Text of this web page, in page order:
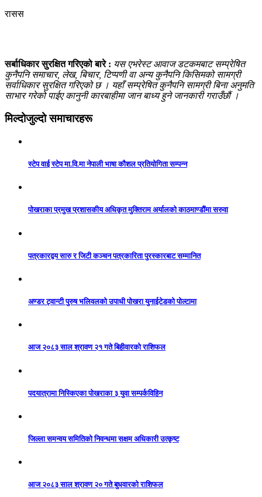
रासस
सर्बाधिकार सुरक्षित गरिएको बारे : यस एभरेस्ट आवाज डटकमबाट सम्प्रेषित
कुनैपनि समाचार, लेख, बिचार, टिप्पणी वा अन्य कुनैपनि किसिमको सामग्री
सर्वाधिकार सुरक्षित गरिएको छ । यहाँ सम्प्रेषित कुनैपनि सामग्री बिना अनुमति
साभार गरेको पाईए कानुनी कारबाहीमा जान बाध्य हुने जानकारी गराउँछौं ।
मिल्दोजुल्दो समाचारहरू
स्टेप वाई स्टेप मा.वि.मा नेपाली भाषा कौशल प्रतियोगिता सम्पन्न
पोखराका प्रमुख प्रशासकीय अधिकृत मुक्तिराम अर्यालको काठमाण्डौंमा सरुवा
पत्रकारद्वय सारु र जिटी कञ्चन पत्रकारिता पुरस्कारबाट सम्मानित
अण्डर ट्वान्टी पुरुष भलिवलको उपाधी पोखरा युनाईटेडको पोल्टामा
आज २०८३ साल श्रावण २१ गते बिहीवारको राशिफल
पदयात्रामा निस्किएका पोखराका ३ युवा सम्पर्कविहिन
जिल्ला समन्वय समितिको निवन्धमा सक्षम अधिकारी उत्कृष्ट
आज २०८३ साल श्रावण २० गते बुधवारको राशिफल